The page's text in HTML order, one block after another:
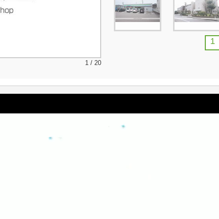
1 / 20
1